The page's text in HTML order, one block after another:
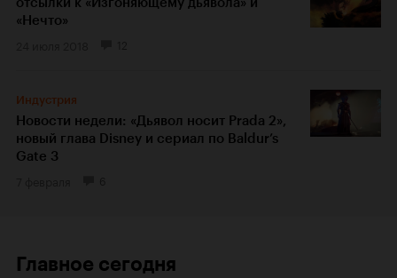
«Нечто»
Индустрия
Новости недели: «Дьявол носит Prada 2»,
новый глава Disney и сериал по Baldur’s
Gate 3
Главное сегодня